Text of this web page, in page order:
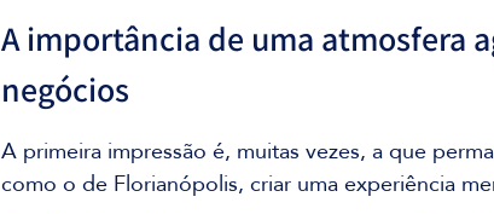
A importância de uma atmosfera
negócios
A primeira impressão é, muitas vezes, a que
como o de Florianópolis, criar uma experiência